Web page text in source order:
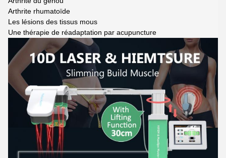
Arthrite rhumatoïde
Les lésions des tissus mous
Une thérapie de réadaptation par acupuncture